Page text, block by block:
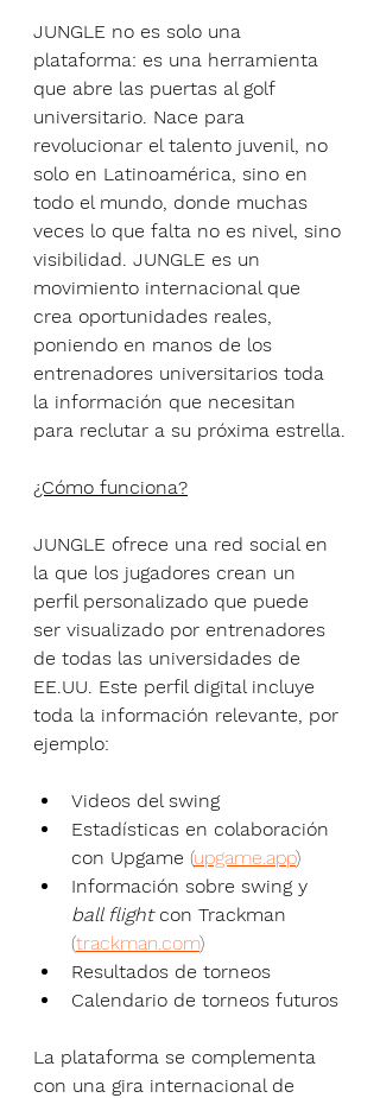
JUNGLE no es solo una
plataforma: es una herramienta
que abre las puertas al golf
universitario. Nace para
revolucionar el talento juvenil, no
solo en Latinoamérica, sino en
todo el mundo, donde muchas
veces lo que falta no es nivel, sino
visibilidad. JUNGLE es un
movimiento internacional que
crea oportunidades reales,
poniendo en manos de los
entrenadores universitarios toda
la información que necesitan
para reclutar a su próxima estrella.
¿Cómo funciona?
JUNGLE ofrece una red social en
la que los jugadores crean un
perfil personalizado que puede
ser visualizado por entrenadores
de todas las universidades de
EE.UU. Este perfil digital incluye
toda la información relevante, por
ejemplo:
Videos del swing
Estadísticas en colaboración
con Upgame (upgame.app)
Información sobre swing y
ball flight con Trackman
(trackman.com)
Resultados de torneos
Calendario de torneos futuros
La plataforma se complementa
con una gira internacional de